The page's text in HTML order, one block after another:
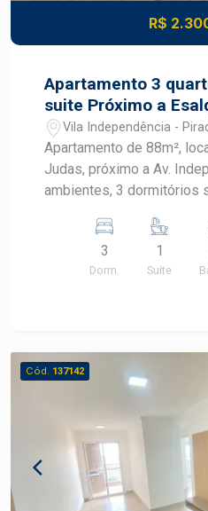
R$
Apartamento 3
suite Próximo a
Vila Independência -
Apartamento de 88m²,
Judas, próximo a Av.
ambientes, 3 dormitórios
área de serviço com
empregada e 1 vaga.;
3
Dorm.
1
Suite
Cód. 137142